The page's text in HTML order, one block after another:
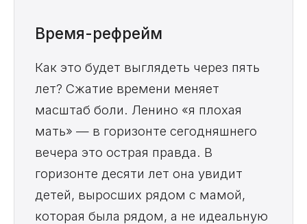
Время-рефрейм
Как это будет выглядеть через пять
лет? Сжатие времени меняет
масштаб боли. Ленино «я плохая
мать» — в горизонте сегодняшнего
вечера это острая правда. В
горизонте десяти лет она увидит
детей, выросших рядом с мамой,
которая была рядом, а не идеальную